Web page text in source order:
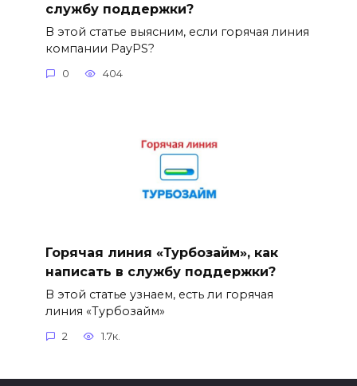
службу поддержки?
В этой статье выясним, если горячая линия
компании PayPS?
0 404
Горячая линия «Турбозайм», как
написать в службу поддержки?
В этой статье узнаем, есть ли горячая
линия «Турбозайм»
2 1.7к.